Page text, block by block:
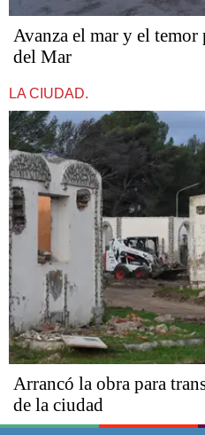
Avanza el mar y el
del Mar
LA CIUDAD.
Arrancó la obra para
de la ciudad